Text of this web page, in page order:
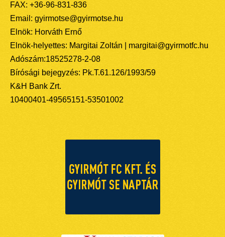
FAX: +36-96-831-836
Email: gyirmotse@gyirmotse.hu
Elnök: Horváth Ernő
Elnök-helyettes: Margitai Zoltán | margitai@gyirmotfc.hu
Adószám:18525278-2-08
Bírósági bejegyzés: Pk.T.61.126/1993/59
K&H Bank Zrt.
10400401-49565151-53501002